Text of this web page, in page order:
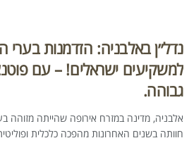
נדל״ן באלבניה: הזדמנות
למשקיעים ישראלים! – עם
גבוהה.
אלבניה, מדינה במזרח אירופה שהייתה מזוהה
חוותה בשנים האחרונות מהפכה כלכלית